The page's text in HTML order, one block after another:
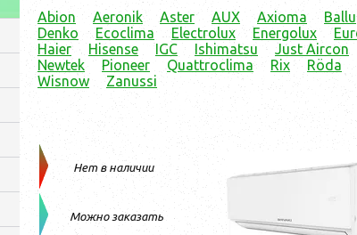
Abion
Aeronik Aster AUX Axioma Ballu
Denko
Ecoclima Electrolux Energolux
Haier
Hisense IGC Ishimatsu Just Aircon
Newtek
Pioneer Quattroclima Rix Röda
Wisnow
Zanussi
Нет в наличии
Можно заказать